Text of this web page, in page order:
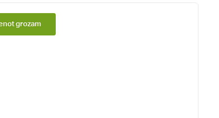
grozam